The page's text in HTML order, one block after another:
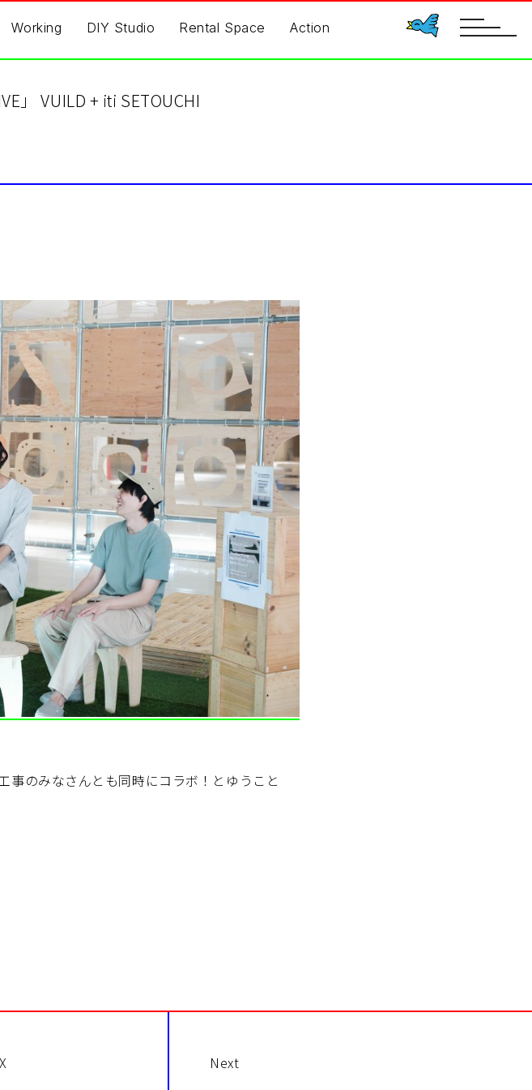
Working DIY Studio Rental Space Action
toggle
」 VUILD + iti SETOUCHI
事のみなさんとも同時にコラボ！とゆうこと
Next